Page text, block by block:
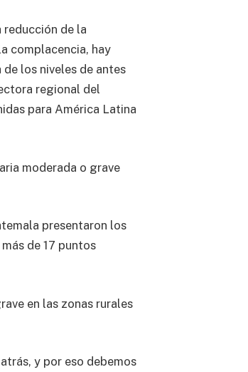
reducción de la
complacencia, hay
los niveles de antes
regional del
para América Latina
moderada o grave
presentaron los
de 17 puntos
en las zonas rurales
y por eso debemos